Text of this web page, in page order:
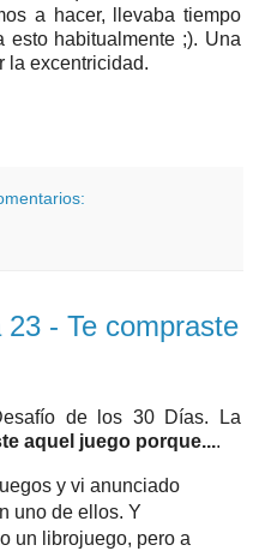
a hacer, llevaba tiempo
habitualmente ;). Una
la excentricidad.
- Te compraste
de los 30 Días. La
aquel juego porque....
y vi anunciado
uno de ellos. Y
un librojuego, pero a